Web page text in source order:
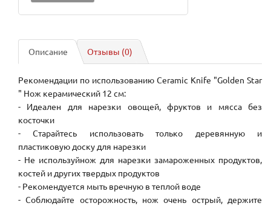
Описание Отзывы (0)
Рекомендации по использованию Ceramic Knife "Golden Star
" Нож керамический 12 см:
- Идеален для нарезки овощей, фруктов и мясса без
косточки
- Старайтесь использовать только деревянную и
пластиковую доску для нарезки
- Не используйнож для нарезки замароженных продуктов,
костей и других твердых продуктов
- Рекомендуется мыть вречную в теплой воде
- Соблюдайте осторожность, нож очень острый, держите